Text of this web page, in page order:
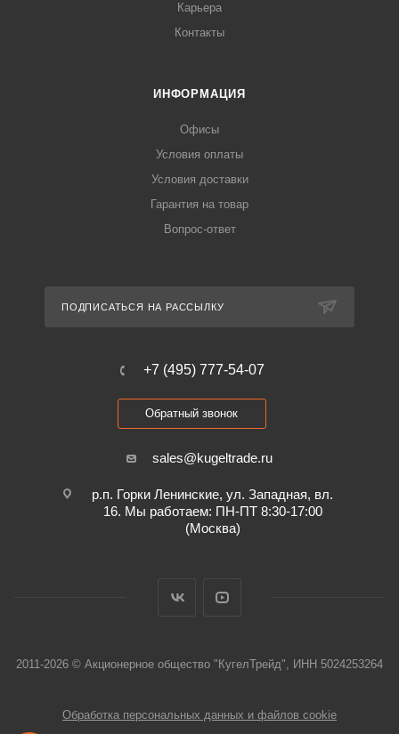
Карьера
Контакты
ИНФОРМАЦИЯ
Офисы
Условия оплаты
Условия доставки
Гарантия на товар
Вопрос-ответ
ПОДПИСАТЬСЯ НА РАССЫЛКУ
+7 (495) 777-54-07
Обратный звонок
sales@kugeltrade.ru
р.п. Горки Ленинские, ул. Западная, вл.
16. Мы работаем: ПН-ПТ 8:30-17:00
(Москва)
2011-2026 © Акционерное общество "КугелТрейд", ИНН 5024253264
Обработка персональных данных и файлов cookie